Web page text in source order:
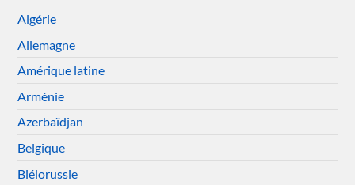
Algérie
Allemagne
Amérique latine
Arménie
Azerbaïdjan
Belgique
Biélorussie